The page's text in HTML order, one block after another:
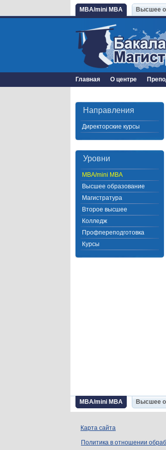
MBA/mini MBA Высшее
Главная О центре
Направления
Директорские курсы
Уровни
MBA/mini MBA
Высшее образование
Магистратура
Второе высшее
Колледж
Профпереподготовка
Курсы
MBA/mini MBA Высшее
Карта сайта
Политика в отношении